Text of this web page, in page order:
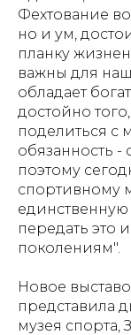
Фехтование
но и ум,
планку
важны для
обладает
достойно
поделиться
обязанность -
поэтому
спортивному
передать это
поколениям".
Новое
представила
музея спорта,